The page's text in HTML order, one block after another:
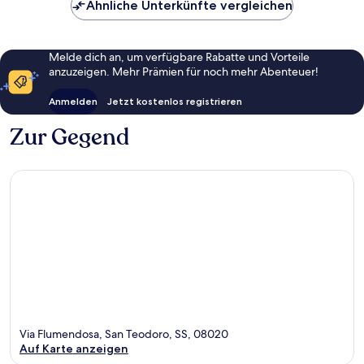
Ähnliche Unterkünfte vergleichen
Melde dich an, um verfügbare Rabatte und Vorteile
anzuzeigen. Mehr Prämien für noch mehr Abenteuer!
Anmelden Jetzt kostenlos registrieren
Zur Gegend
Via Flumendosa, San Teodoro, SS, 08020
Auf Karte anzeigen